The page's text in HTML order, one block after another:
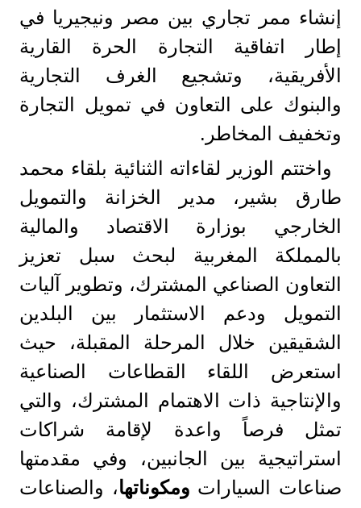
إنشاء ممر تجاري بين مصر ونيجيريا في
إطار اتفاقية التجارة الحرة القارية
الأفريقية، وتشجيع الغرف التجارية
والبنوك على التعاون في تمويل التجارة
وتخفيف المخاطر.
واختتم الوزير لقاءاته الثنائية بلقاء محمد
طارق بشير، مدير الخزانة والتمويل
الخارجي بوزارة الاقتصاد والمالية
بالمملكة المغربية لبحث سبل تعزيز
التعاون الصناعي المشترك، وتطوير آليات
التمويل ودعم الاستثمار بين البلدين
الشقيقين خلال المرحلة المقبلة، حيث
استعرض اللقاء القطاعات الصناعية
والإنتاجية ذات الاهتمام المشترك، والتي
تمثل فرصاً واعدة لإقامة شراكات
استراتيجية بين الجانبين، وفي مقدمتها
صناعات السيارات ومكوناتها، والصناعات